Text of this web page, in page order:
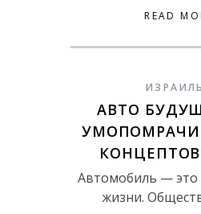
READ
ИЗРАИЛЬ
АВТО
Автомобиль — это
жизни.